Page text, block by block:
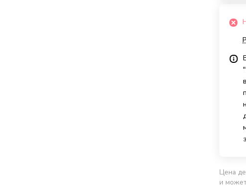
Цена
и